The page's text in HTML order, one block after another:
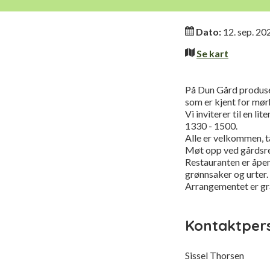
Dato:12. sep.
Se kart
På Dun Gård
som er kjent for
Vi inviterer til en
1330 - 1500.
Alle er velkommen,
Møt opp ved
Restauranten er
grønnsaker og urter.
Arrangementet er
Sissel Thorsen